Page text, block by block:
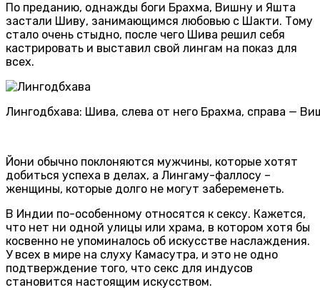
По преданию, однажды боги Брахма, Вишну и Яшта
застали Шиву, занимающимся любовью с Шакти. Тому
стало очень стыдно, после чего Шива решил себя
кастрировать и выставил свой лингам на показ для
всех.
Лингодбхава: Шива, слева от него Брахма, справа —
Йони обычно поклоняются мужчины, которые хотят
добиться успеха в делах, а Лингаму-фаллосу –
женщины, которые долго не могут забеременеть.
В Индии по-особенному относятся к сексу. Кажется,
что нет ни одной улицы или храма, в котором хотя бы
косвенно не упоминалось об искусстве наслаждения.
У всех в мире на слуху Камасутра, и это не одно
подтверждение того, что секс для индусов
становится настоящим искусством.